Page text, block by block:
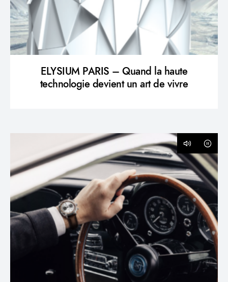
ELYSIUM PARIS – Quand la haute
technologie devient un art de vivre